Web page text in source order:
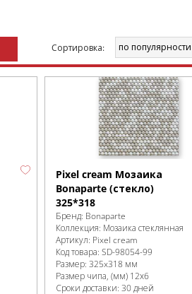
Cортировка: по популярности
Pixel cream Мозаика
Bonaparte (стекло)
325*318
Бренд: Bonaparte
Коллекция: Мозаика стеклянная
Артикул: Pixel cream
Код товара: SD-98054-99
Размер: 325x318 мм
Размер чипа, (мм) 12х6
Сроки доставки: 30 дней